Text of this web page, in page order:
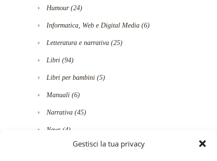
Gestisci la tua privacy
Humour(24)
Informatica, Web e Digital Media (6)
Letteratura e narrativa (25)
Libri (94)
Libri per bambini (5)
Manuali (6)
Narrativa (45)
News (4)
(2)